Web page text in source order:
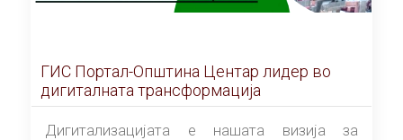
ГИС Портал-Општина Центар лидер во
дигиталната трансформација
Дигитализацијата е нашата визија за